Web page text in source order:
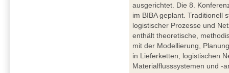
ausgerichtet. Die 8.
im BIBA geplant. Traditionell
logistischer Prozesse und
enthält theoretische,
mit der Modellierung,
in Lieferketten, logistischen
Materialflusssystemen und -